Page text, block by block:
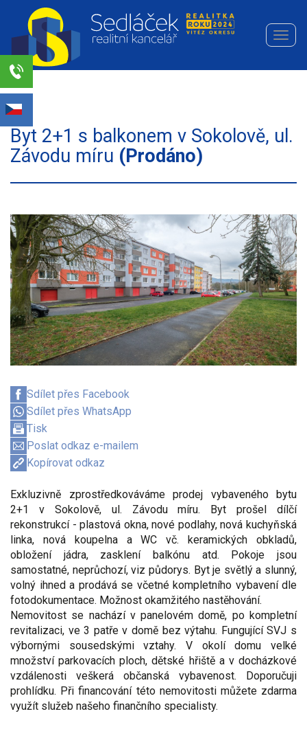
Realitní
kancelář
Sedláček
s.r.o.
Byt 2+1 s balkonem v Sokolově, ul.
Závodu míru (Prodáno)
Sdílet přes Facebook
Sdílet přes WhatsApp
Tisk
Poslat odkaz e-mailem
Kopírovat odkaz
Exkluzivně zprostředkováváme prodej vybaveného bytu
2+1 v Sokolově, ul. Závodu míru. Byt prošel dílčí
rekonstrukcí - plastová okna, nové podlahy, nová kuchyňská
linka, nová koupelna a WC vč. keramických obkladů,
obložení jádra, zasklení balkónu atd. Pokoje jsou
samostatné, neprůchozí, viz půdorys. Byt je světlý a slunný,
volný ihned a prodává se včetné kompletního vybavení dle
fotodokumentace. Možnost okamžitého nastěhování.
Nemovitost se nachází v panelovém domě, po kompletní
revitalizaci, ve 3 patře v domě bez výtahu. Fungující SVJ s
výbornými sousedskými vztahy. V okolí domu velké
množství parkovacích ploch, dětské hřiště a v docházkové
vzdálenosti veškerá občanská vybavenost. Doporučuji
prohlídku. Při financování této nemovitosti můžete zdarma
využít služeb našeho finančního specialisty.